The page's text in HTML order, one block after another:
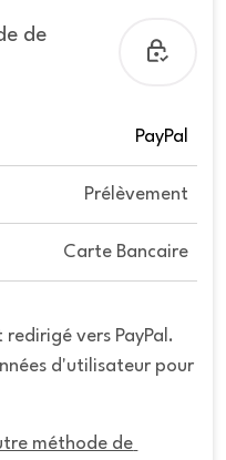
de
PayPal
Prélèvement
Carte Bancaire
vers PayPal.
d'utilisateur pour
méthode de